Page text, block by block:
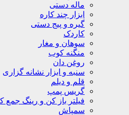
ماله دستی
ابزار چند کاره
گیره و پیج دستی
کاردک
سوهان و مغار
منگنه کوب
روغن دان
سنبه و ابزار نشانه گزاری
قلم و دیلم
گریس پمپ
فیلتر باز کن و رینگ جمع
سمپاش